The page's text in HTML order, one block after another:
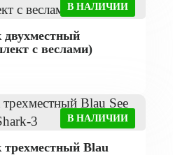
В НАЛИЧИИ
двухместный
с веслами)
В НАЛИЧИИ
Blau